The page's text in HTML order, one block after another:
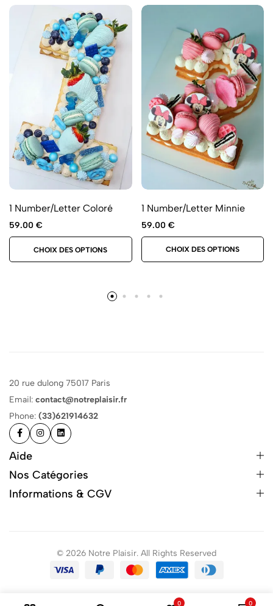
1 Number/Letter Coloré
59.00 €
CHOIX DES OPTIONS
1 Number/Letter Minnie
59.00 €
CHOIX DES OPTIONS
20 rue dulong 75017 Paris
Email: contact@notreplaisir.fr
Phone: (33)621914632
Aide
Nos Catégories
Informations & CGV
© 2026 Notre Plaisir. All Rights Reserved
0 0